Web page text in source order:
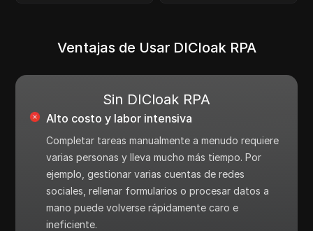
Ventajas de Usar DICloak RPA
Sin DICloak RPA
Alto costo y labor intensiva
Completar tareas manualmente a menudo requiere
varias personas y lleva mucho más tiempo. Por
ejemplo, gestionar varias cuentas de redes
sociales, rellenar formularios o procesar datos a
mano puede volverse rápidamente caro e
ineficiente.